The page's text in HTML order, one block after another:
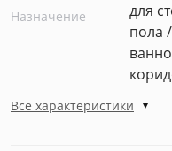
Назначение
для
пола
Все характеристики